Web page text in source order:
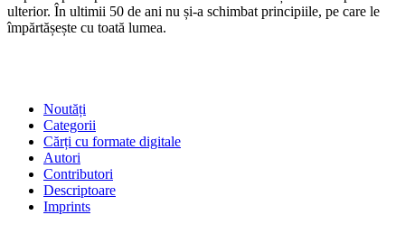
ulterior. În ultimii 50 de ani nu și-a schimbat principiile, pe care le
împărtășește cu toată lumea.
Noutăți
Categorii
Cărți cu formate digitale
Autori
Contributori
Descriptoare
Imprints